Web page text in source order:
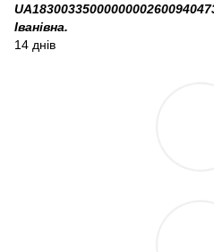
Іванівна.
14 днів